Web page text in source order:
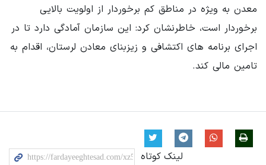
معدن به ویژه در مناطق کم برخوردار از اولویت بالایی
برخوردار است، خاطرنشان کرد: این سازمان آمادگی دارد تا در
اجرای برنامه های اکتشافی و زیزبنای معادن لرستان، اقدام به
تامین مالی کند.
لینک کوتاه